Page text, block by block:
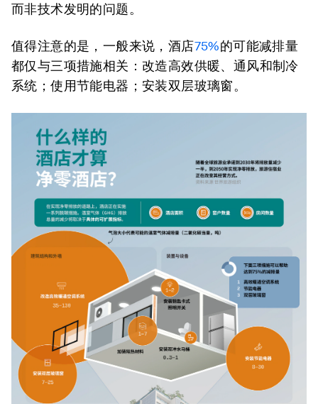
而非技术发明的问题。
值得注意的是，一般来说，酒店75%的可能减排量
都仅与三项措施相关：改造高效供暖、通风和制冷
系统；使用节能电器；安装双层玻璃窗。